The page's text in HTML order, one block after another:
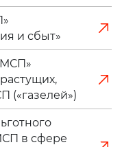
и сбыт»
(«газелей»)
в сфере